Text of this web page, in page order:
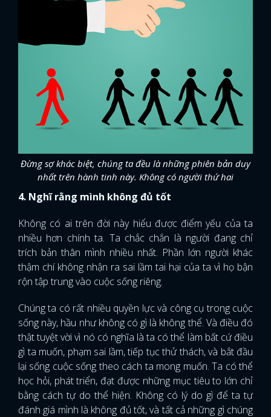
Đừng sợ khác biệt, chúng ta đều là những phiên bản duy
nhất trên hành tinh này. Không có người thứ hai
4. Nghĩ rằng mình không đủ tốt
Không có ai trên đời này hiểu được điểm yếu của ta
nhiều hơn chính ta. Ta chắc chắn là người đang chỉ
trích bản thân mình nhiều nhất. Phần lớn người khác
thậm chí không nhận ra sai lầm tai hại của ta vì họ bận
rộn tập trung vào cuộc sống riêng.
Chúng ta có rất nhiều quyền lực và công cụ trong cuộc
sống này, hầu như không có gì là không thể. Và điều đó
thật tuyệt vời vì nó có nghĩa là ta có thể làm bất cứ điều
gì ta muốn, phạm sai lầm, tiếp tục thử thách, và bắt đầu
lại sống cuộc sống theo cách ta mong muốn. Ta có thể
học hỏi, phát triển, đạt được những mục tiêu to lớn chỉ
bằng cách tự do thể hiện. Không có lý do gì để ta tự
đánh giá mình là không đủ tốt, và tất cả những gì chúng